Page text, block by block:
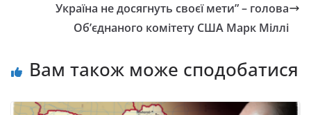
Україна не досягнуть своєї мети” – голова
Об’єднаного комітету США Марк Міллі
Вам також може сподобатися